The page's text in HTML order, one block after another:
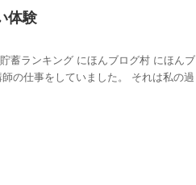
体験
蓄ランキング にほんブログ村 にほんブ
の仕事をしていました。 それは私の過